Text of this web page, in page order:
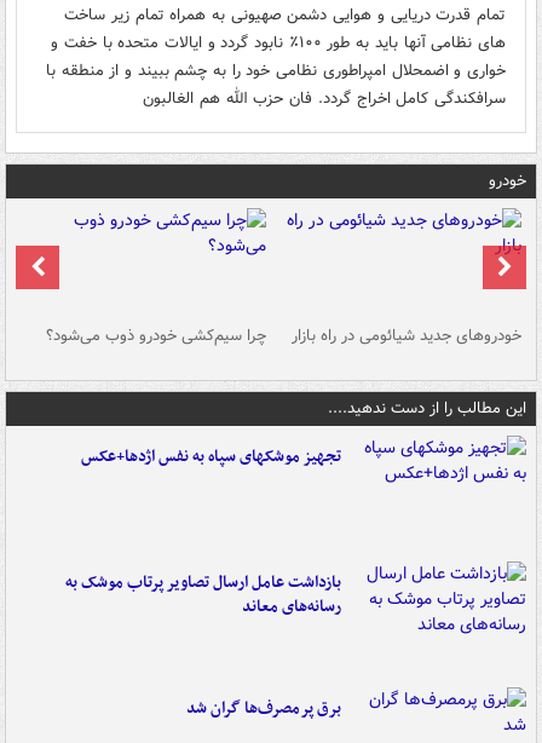
تمام قدرت دریایی و هوایی دشمن صهیونی به همراه تمام زیر ساخت
های نظامی آنها باید به طور ۱۰۰٪ نابود گردد و ایالات متحده با خفت و
خواری و اضمحلال امپراطوری نظامی خود را به چشم ببیند و از منطقه با
سرافکندگی کامل اخراج گردد. فان حزب الله هم الغالبون
خودرو
خودروهای جدید شیائومی در راه بازار چرا سیم‌کشی خودرو ذوب می‌شود؟
این مطالب را از دست ندهید....
تجهیز موشکهای سپاه به نفس اژدها+عکس
بازداشت عامل ارسال تصاویر پرتاب موشک به
رسانه‌های معاند
برق پرمصرف‌ها گران شد